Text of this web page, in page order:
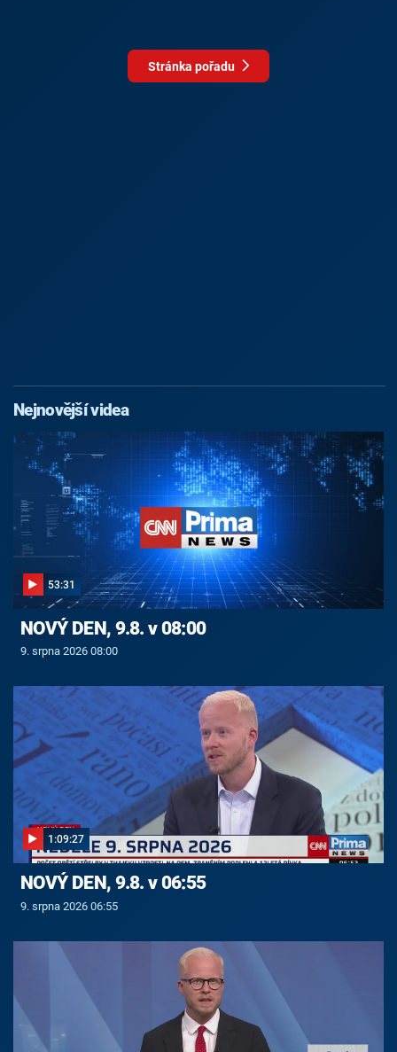
Stránka pořadu
Nejnovější videa
53:31
NOVÝ DEN, 9.8. v 08:00
9. srpna 2026 08:00
1:09:27
NOVÝ DEN, 9.8. v 06:55
9. srpna 2026 06:55